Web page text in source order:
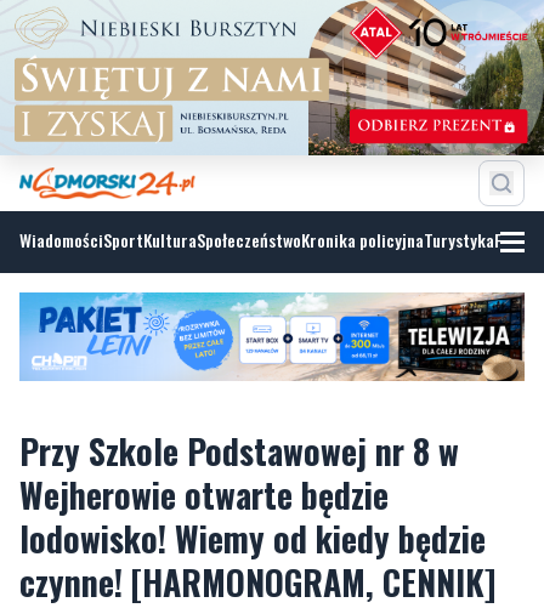
WiadomościSportKulturaSpołeczeństwoKronika policyjnaTurystyka
Przy Szkole Podstawowej nr 8 w
Wejherowie otwarte będzie
lodowisko! Wiemy od kiedy będzie
czynne! [HARMONOGRAM, CENNIK]